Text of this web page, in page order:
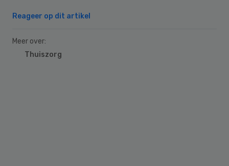
Reageer op dit artikel
Meer over:
Thuiszorg